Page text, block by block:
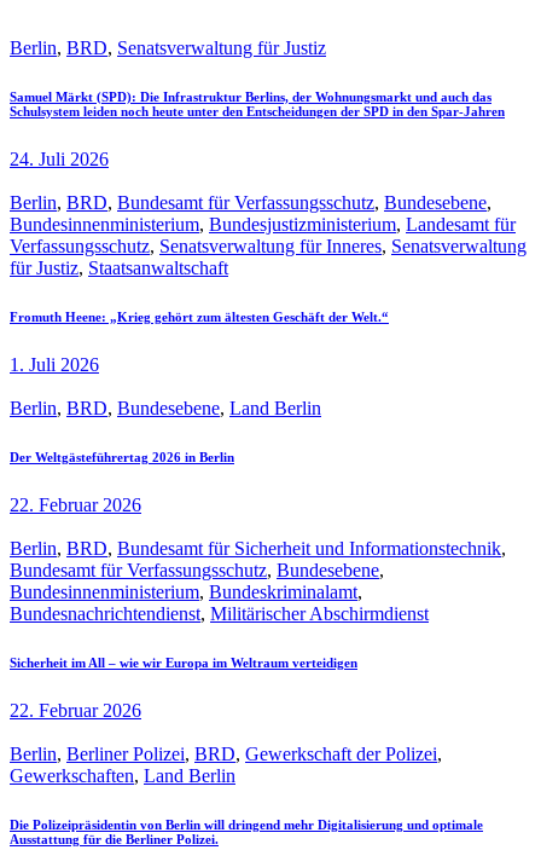
Berlin, BRD, Senatsverwaltung für Justiz
Samuel Märkt (SPD): Die Infrastruktur Berlins, der Wohnungsmarkt und auch das
Schulsystem leiden noch heute unter den Entscheidungen der SPD in den Spar-Jahren
24. Juli 2026
Berlin, BRD, Bundesamt für Verfassungsschutz, Bundesebene,
Bundesinnenministerium, Bundesjustizministerium, Landesamt für
Verfassungsschutz, Senatsverwaltung für Inneres, Senatsverwaltung
für Justiz, Staatsanwaltschaft
Fromuth Heene: „Krieg gehört zum ältesten Geschäft der Welt.“
1. Juli 2026
Berlin, BRD, Bundesebene, Land Berlin
Der Weltgästeführertag 2026 in Berlin
22. Februar 2026
Berlin, BRD, Bundesamt für Sicherheit und Informationstechnik,
Bundesamt für Verfassungsschutz, Bundesebene,
Bundesinnenministerium, Bundeskriminalamt,
Bundesnachrichtendienst, Militärischer Abschirmdienst
Sicherheit im All – wie wir Europa im Weltraum verteidigen
22. Februar 2026
Berlin, Berliner Polizei, BRD, Gewerkschaft der Polizei,
Gewerkschaften, Land Berlin
Die Polizeipräsidentin von Berlin will dringend mehr Digitalisierung und optimale
Ausstattung für die Berliner Polizei.